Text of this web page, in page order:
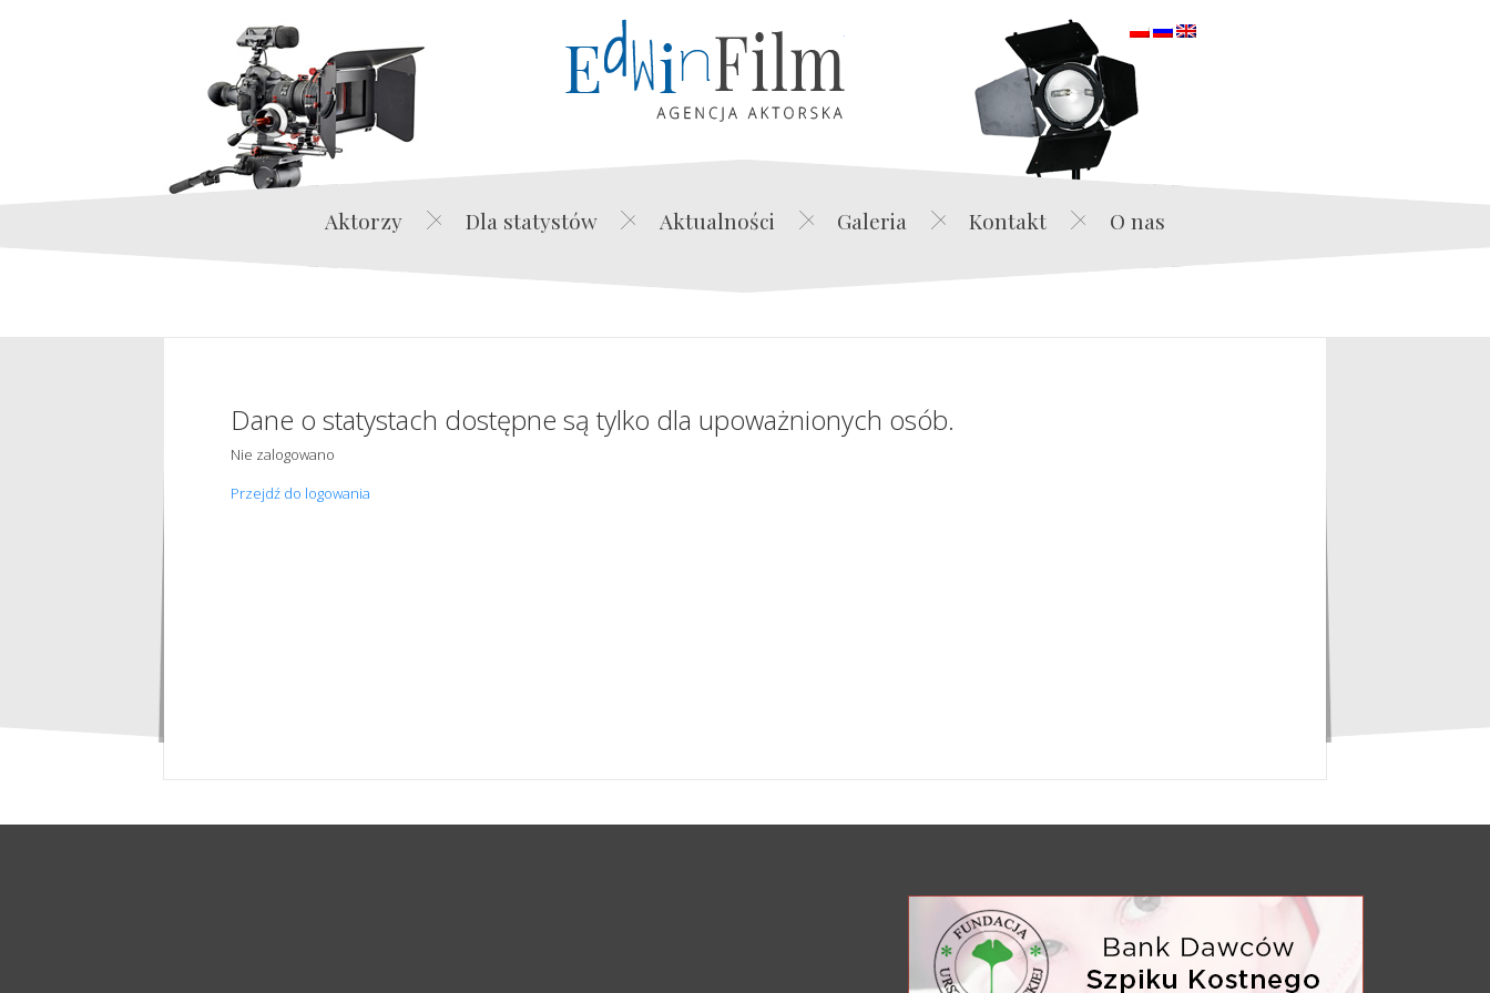
Edwin Film Agencja Aktorska
Aktorzy Dla statystów Aktualności Galeria Kontakt O nas
Dane o statystach dostępne są tylko dla upoważnionych osób.
Nie zalogowano
Przejdź do logowania